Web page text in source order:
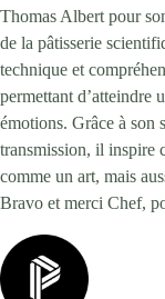
Thomas Albert pour
de la pâtisserie
technique et
permettant d’atteindre
émotions. Grâce à son
transmission, il inspire
comme un art, mais
Bravo et merci Chef,